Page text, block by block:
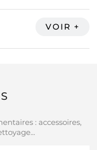
: accessoires,